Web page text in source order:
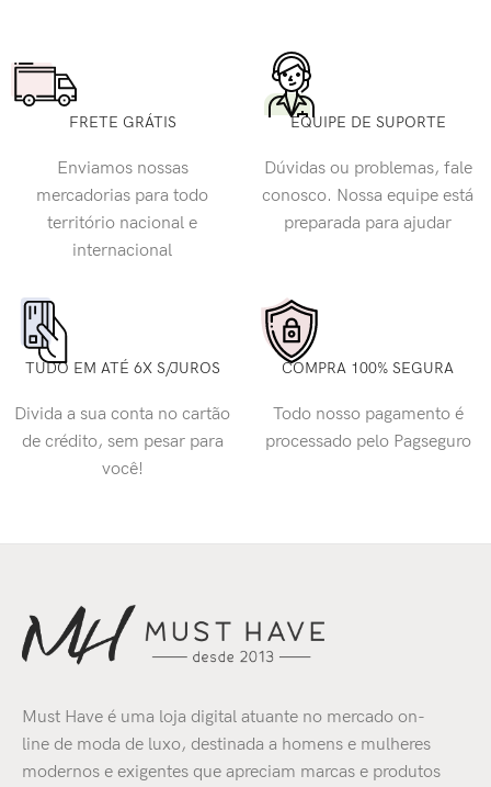
FRETE GRÁTIS
Enviamos nossas
mercadorias para todo
território nacional e
internacional
EQUIPE DE SUPORTE
Dúvidas ou problemas, fale
conosco. Nossa equipe está
preparada para ajudar
TUDO EM ATÉ 6X S/JUROS
Divida a sua conta no cartão
de crédito, sem pesar para
você!
COMPRA 100% SEGURA
Todo nosso pagamento é
processado pelo Pagseguro
Must Have é uma loja digital atuante no mercado on-
line de moda de luxo, destinada a homens e mulheres
modernos e exigentes que apreciam marcas e produtos